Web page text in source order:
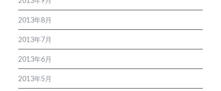
2013年8月
2013年7月
2013年6月
2013年5月